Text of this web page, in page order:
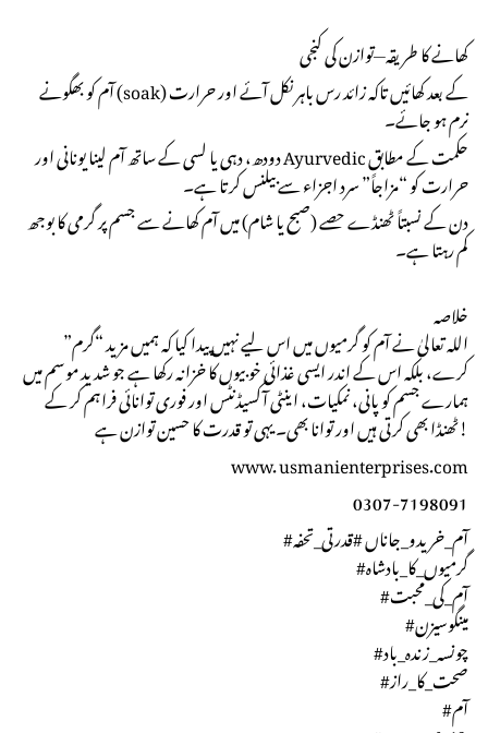
کھانے کا طریقہ—توازن کی کنجی
آم کو بھگونے (soak) کے بعد کھائیں تاکہ زائد رس باہر نکل آئے اور حرارت
نرم ہو جائے۔
دودھ، دہی یا لسی کے ساتھ آم لینا یونانی اور Ayurvedic حکمت کے مطابق
حرارت کو “مزاجاً” سرد اجزاء سے بیلنس کرتا ہے۔
دن کے نسبتاً ٹھنڈے حصے (صبح یا شام) میں آم کھانے سے جسم پر گرمی کا بوجھ
کم رہتا ہے۔
خلاصہ
اللہ تعالیٰ نے آم کو گرمیوں میں اس لیے نہیں پیدا کیا کہ ہمیں مزید “گرم”
کرے، بلکہ اس کے اندر ایسی غذائی خوبیوں کا خزانہ رکھا ہے جو شدید موسم میں
ہمارے جسم کو پانی، نمکیات، اینٹی آکسیڈنٹس اور فوری توانائی فراہم کر کے
ٹھنڈا بھی کرتی ہیں اور توانا بھی۔ یہی تو قدرت کا حسین توازن ہے!
www. usmanienterprises.com
0307-7198091
#آم_خریدو_جاناں #قدرتی_تحفہ
#گرمیوں_کا_بادشاہ
#آم_کی_محبت
#مینگوسیزن
#چونسہ_زندہ_باد
#صحت_کا_راز
#آم